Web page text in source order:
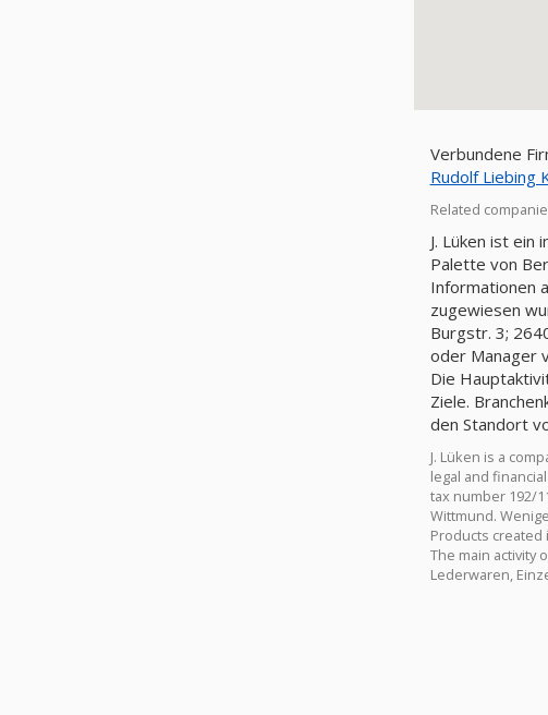
Verbundene
Rudolf Liebing
Related
J. Lüken ist
Palette von
Informationen
zugewiesen
Burgstr. 3;
oder Manager
Die
Ziele.
den Standort
J. Lüken is a
legal and
tax number 192/
Wittmund.
Products created
The main activity
Lederwaren,